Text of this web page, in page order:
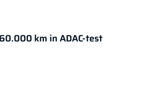
km in ADAC-test